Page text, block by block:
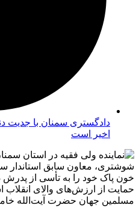
دادگستری سمنان با جدیت
اخیر است